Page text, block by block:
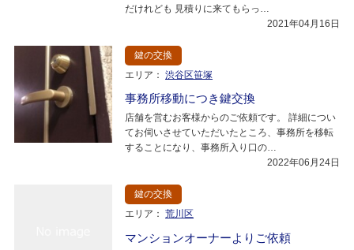
だけれども 見積りに来てもらっ…
2021年04月16日
鍵の交換
エリア： 渋谷区笹塚
事務所移動につき鍵交換
店舗を営むお客様からのご依頼です。 詳細につい
てお伺いさせていただいたところ、事務所を移転
することになり、事務所入り口の…
2022年06月24日
鍵の交換
エリア： 荒川区
マンションオーナーよりご依頼